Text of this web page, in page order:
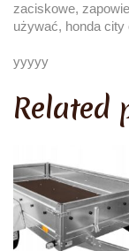
zaciskowe,
używać, honda city
yyyyy
Related